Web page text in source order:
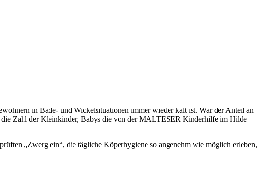
in Bade- und Wickelsituationen immer wieder kalt ist. War der Anteil an
die Zahl der Kleinkinder, Babys die von der MALTESER Kinderhilfe im Hilde
„Zwerglein“, die tägliche Köperhygiene so angenehm wie möglich erleben,